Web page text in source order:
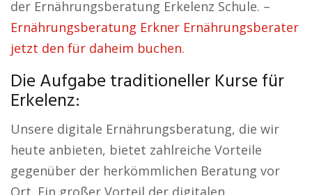
der Ernährungsberatung Erkelenz Schule. –
Ernährungsberatung Erkner Ernährungsberater
jetzt den für daheim buchen.
Die Aufgabe traditioneller Kurse für
Erkelenz:
Unsere digitale Ernährungsberatung, die wir
heute anbieten, bietet zahlreiche Vorteile
gegenüber der herkömmlichen Beratung vor
Ort. Ein großer Vorteil der digitalen